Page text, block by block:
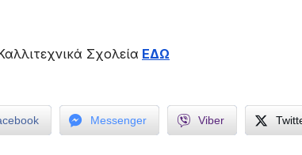
Σχολεία ΕΔΩ
Messenger Viber